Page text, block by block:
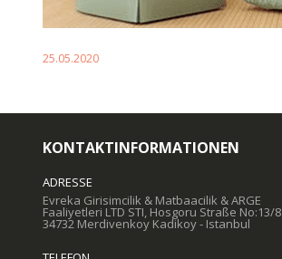
25.05.2020
KONTAKTINFORMATIONEN
ADRESSE
Evreka Girisimcilik & Matbaacilik & ARGE
Faaliyetleri LTD STI, Hosgoru Straße No:13/8
34732 Merdivenkoy Kadikoy - Istanbul